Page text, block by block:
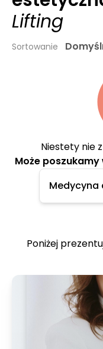
Lifting
Sortowanie
Niestety nie
Może
Medycyna
Poniżej